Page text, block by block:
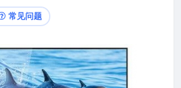
常见问题